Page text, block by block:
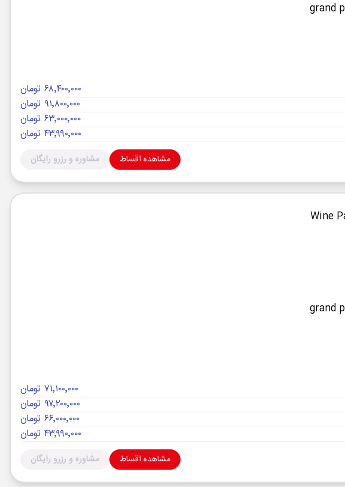
۶۸٬۴۰۰٬۰۰۰ تومان
۹۱٬۸۰۰٬۰۰۰ تومان
۶۳٬۰۰۰٬۰۰۰ تومان
۴۳٬۹۹۰٬۰۰۰ تومان
مشاهده اقساط مشاوره و رزرو رایگان
۷۱٬۱۰۰٬۰۰۰ تومان
۹۷٬۲۰۰٬۰۰۰ تومان
۶۶٬۰۰۰٬۰۰۰ تومان
۴۳٬۹۹۰٬۰۰۰ تومان
مشاهده اقساط مشاوره و رزرو رایگان